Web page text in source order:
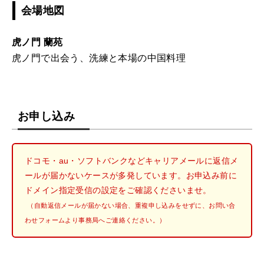
会場地図
虎ノ門 蘭苑
虎ノ門で出会う、洗練と本場の中国料理
お申し込み
ドコモ・au・ソフトバンクなどキャリアメールに返信メ
ールが届かないケースが多発しています。お申込み前に
ドメイン指定受信の設定をご確認くださいませ。
（自動返信メールが届かない場合、重複申し込みをせずに、お問い合
わせフォームより事務局へご連絡ください。）